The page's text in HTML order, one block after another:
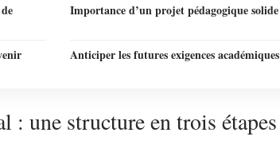
Importance d’un projet pédagogique solide
Anticiper les futures exigences académiques
: une structure en trois étapes